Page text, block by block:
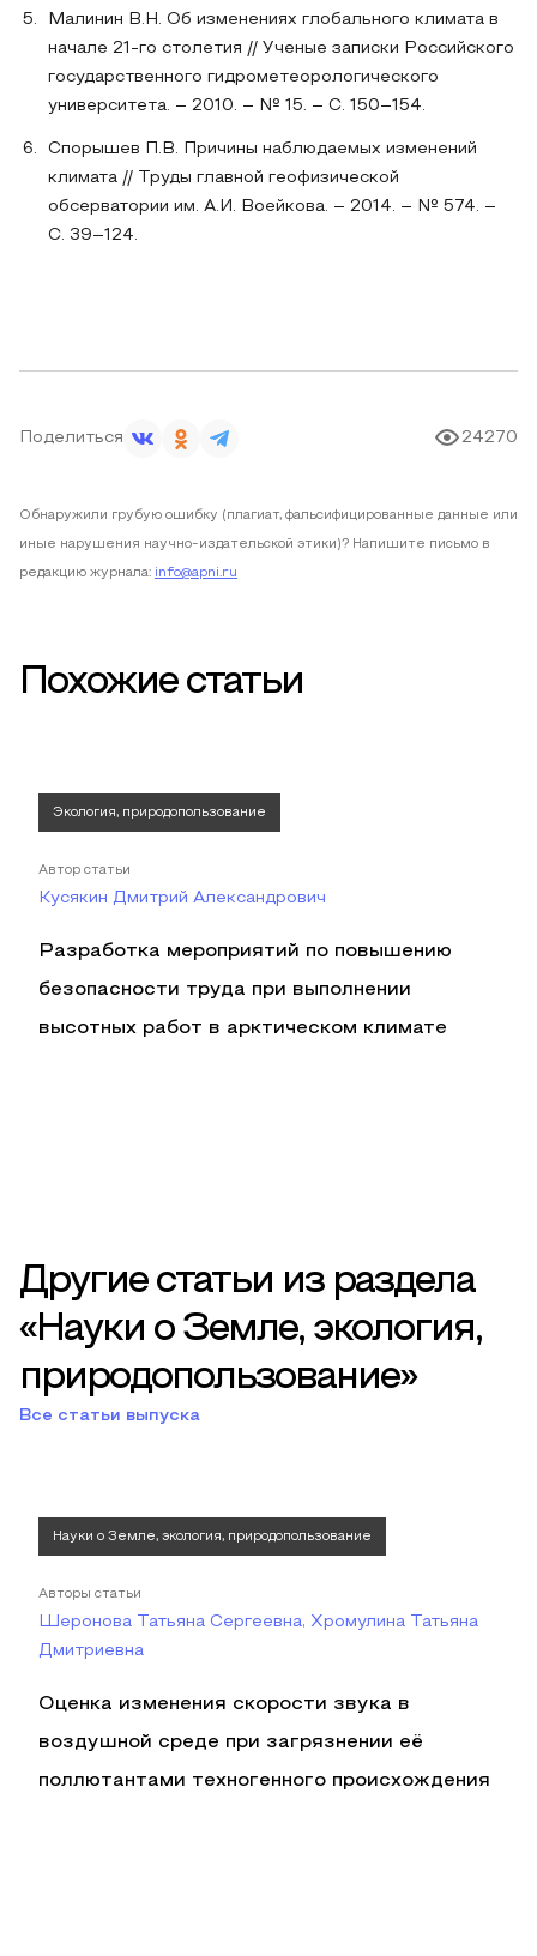
Малинин В.Н. Об изменениях глобального климата в
начале 21-го столетия // Ученые записки Российского
государственного гидрометеорологического
университета. – 2010. – № 15. – С. 150–154.
Спорышев П.В. Причины наблюдаемых изменений
климата // Труды главной геофизической
обсерватории им. А.И. Воейкова. – 2014. – № 574. –
С. 39–124.
Поделиться 24270
Обнаружили грубую ошибку (плагиат, фальсифицированные данные или
иные нарушения научно-издательской этики)? Напишите письмо в
редакцию журнала: info@apni.ru
Похожие статьи
Экология, природопользование
Автор статьи
Кусякин Дмитрий Александрович
Разработка мероприятий по повышению
безопасности труда при выполнении
высотных работ в арктическом климате
Другие статьи из раздела
«Науки о Земле, экология,
природопользование»
Все статьи выпуска
Науки о Земле, экология, природопользование
Авторы статьи
Шеронова Татьяна Сергеевна, Хромулина Татьяна
Дмитриевна
Оценка изменения скорости звука в
воздушной среде при загрязнении её
поллютантами техногенного происхождения